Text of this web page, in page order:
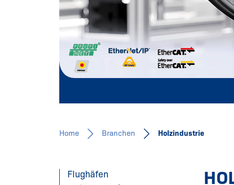
Mehr erfahren
Home Branchen Holzindustrie
Flughäfen